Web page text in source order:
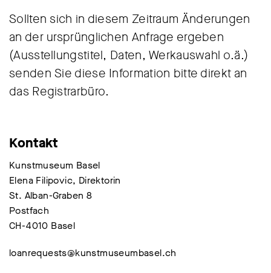
Sollten sich in diesem Zeitraum Änderungen
an der ursprünglichen Anfrage ergeben
(Ausstellungstitel, Daten, Werkauswahl o.ä.)
senden Sie diese Information bitte direkt an
das Registrarbüro.
Kontakt
Kunstmuseum Basel
Elena Filipovic, Direktorin
St. Alban-Graben 8
Postfach
CH-4010 Basel
loanrequests@kunstmuseumbasel.ch